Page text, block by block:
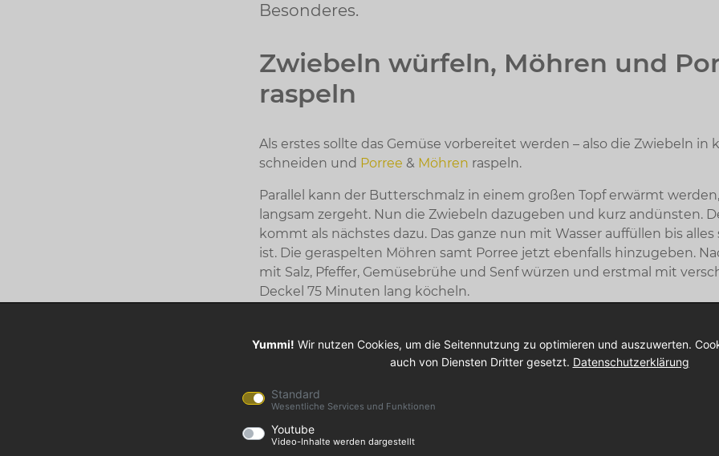
Besonderes.
Zwiebeln würfeln, Möhren und
raspeln
Als erstes sollte das Gemüse vorbereitet werden – also die Zwiebeln in
schneiden und Porree & Möhren raspeln.
Parallel kann der Butterschmalz in einem großen Topf erwärmt
langsam zergeht. Nun die Zwiebeln dazugeben und kurz andünsten.
kommt als nächstes dazu. Das ganze nun mit Wasser auffüllen bis
ist. Die geraspelten Möhren samt Porree jetzt ebenfalls hinzugeben.
mit Salz, Pfeffer, Gemüsebrühe und Senf würzen und erstmal mit
Deckel 75 Minuten lang köcheln.
Welche Wurst passt am besten zum
Die Frage ist nicht ganz so leicht zu beantworten, denn es ist wie
kulinarischen Bereich Geschmacksache. Die Möglichkeiten sind
mögen Mettenden, mache Kassler und bei uns im Lipperland
Kohlwurst. Bei unseren regionalen Fleischereien gibt es zwei
Yummi! Wir nutzen Cookies, um die Seitennutzung zu optimieren und auszuwerten.
auch von Diensten Dritter gesetzt. Datenschutzerklärung
Standard
Wesentliche Services und Funktionen
Youtube
Video-Inhalte werden dargestellt